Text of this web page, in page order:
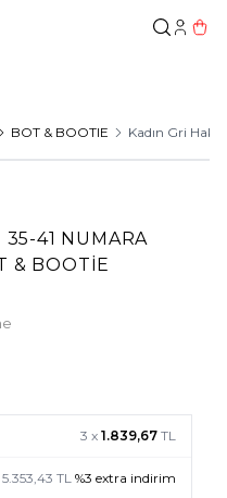
BOT & BOOTIE Kadın Gri
41 NUMARA
& BOOTIE
3 x 1.839,67 TL
5.353,43 TL %3 extra indirim